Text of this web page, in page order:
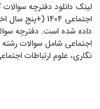
لینک دانلود دفترچه سوالات
داده شده است. دفترچه
اجتماعی شامل سوالات رشته
نگاری، علوم ارتباطات